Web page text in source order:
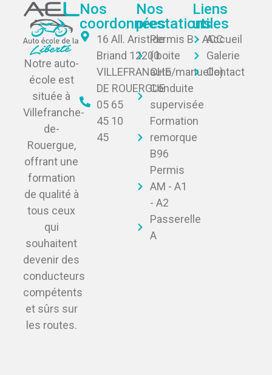
Notre auto-
école est
située à
Villefranche-
de-
Rouergue,
offrant une
formation
de qualité à
tous ceux
qui
souhaitent
devenir des
conducteurs
compétents
et sûrs sur
les routes.
Nos
coordonnées
16 All. Aristide
Briand 12200
VILLEFRANCHE
DE ROUERGUE
05 65
45 10
45
Nos
prestations
Permis B - ACC
( boite
auto/manuelle)
Conduite
supervisée
Formation
remorque
B96
Permis
AM - A1
- A2
Passerelle
A
Liens
utiles
Accueil
Galerie
Contact